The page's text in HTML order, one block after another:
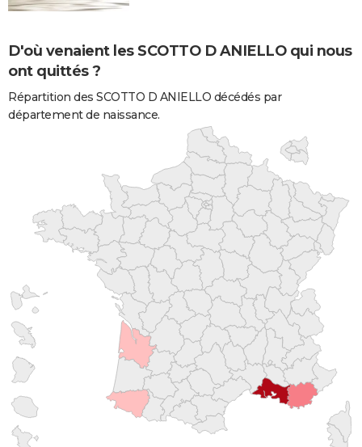
D'où venaient les SCOTTO D ANIELLO qui nous
ont quittés ?
Répartition des SCOTTO D ANIELLO décédés par
département de naissance.